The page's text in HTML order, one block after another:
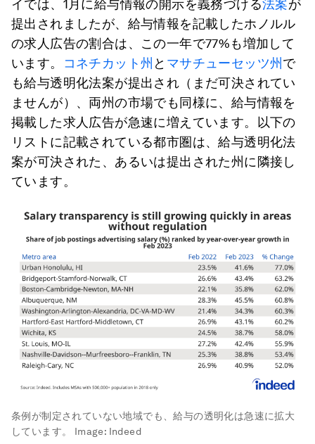
イでは、1月に給与情報の開示を義務づける法案が
提出されましたが、給与情報を記載したホノルル
の求人広告の割合は、この一年で77%も増加して
います。
コネチカット州 と マサチューセッツ州で
も給与透明化法案が提出され（まだ可決されてい
ませんが）、両州の市場でも同様に、給与情報を
掲載した求人広告が急速に増えています。以下の
リストに記載されている都市圏は、給与透明化法
案が可決された、あるいは提出された州に隣接し
ています。
条例が制定されていない地域でも、給与の透明化は急速に拡大
しています。
Image: Indeed